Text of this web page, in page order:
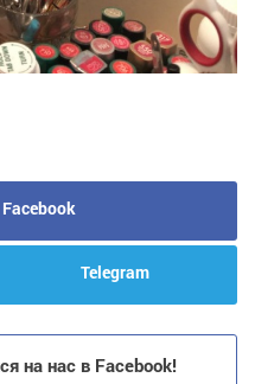
Telegram
на нас в Facebook!